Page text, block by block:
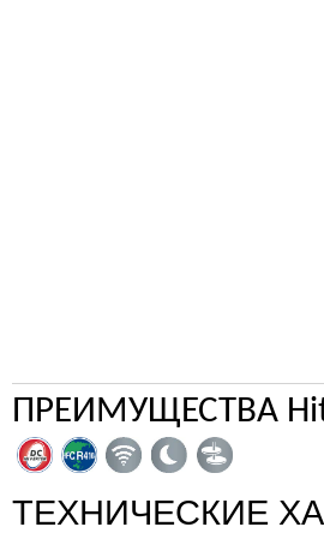
ПРЕИМУЩЕСТВА
ТЕХНИЧЕСКИЕ